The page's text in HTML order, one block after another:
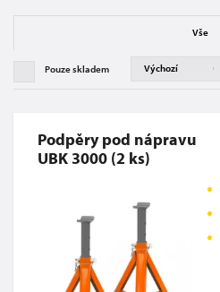
Vše
Pouze skladem
Podpěry pod nápravu
UBK 3000 (2 ks)